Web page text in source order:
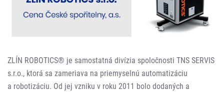
ZLÍN ROBOTICS® je samostatná divízia spoločnosti TNS SERVIS
s.r.o., ktorá sa zameriava na priemyselnú automatizáciu
a robotizáciu. Od jej vzniku v roku 2011 bolo dodaných a